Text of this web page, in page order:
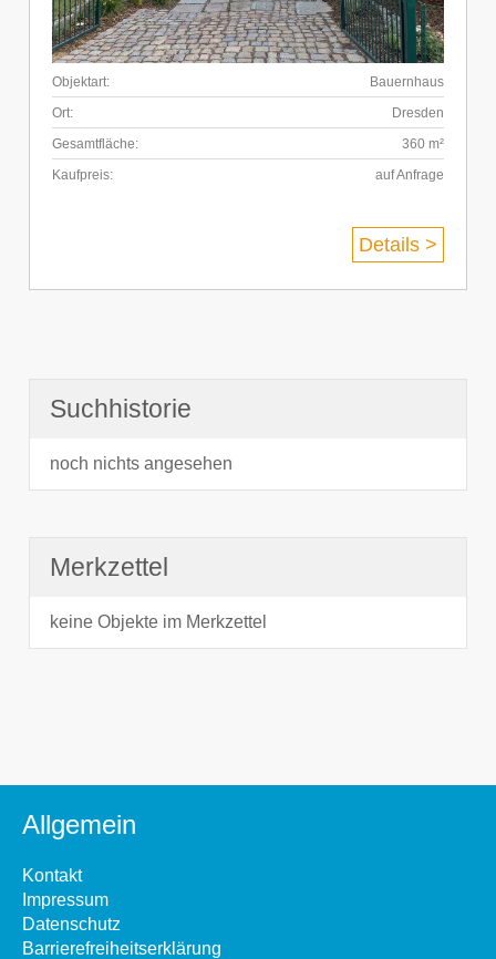
Objektart:
Bauernhaus
Ort:
Dresden
Gesamtfläche:
360 m²
Kaufpreis:
auf Anfrage
Details >
Suchhistorie
noch nichts angesehen
Merkzettel
keine Objekte im Merkzettel
Allgemein
Kontakt
Impressum
Datenschutz
Barrierefreiheitserklärung